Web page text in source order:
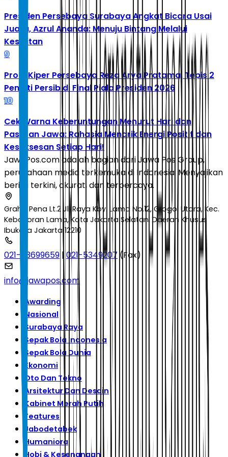
Presiden Persebaya Surabaya Angkat Bicara Usai
Juara, Azrul Ananda: Menuju Bintang Melalui
Kesulitan
9
Profil Kiper Persebaya Reza Arya Pratama, Tepis 2
Penalti Persib di Final Piala Presiden 2026
10
Cek Warna Keberuntungan Menurut Hari dan
Pasaran Jawa: Rahasia Menarik Energi Positif dan
Kesuksesan Setiap Hari!
JawaPos.com adalah bagian dari Jawa Pos Group,
perusahaan media terkemuka di Indonesia. Menyajikan
berita terkini, akurat, dan terpercaya.
Graha Pena Lt.2 Jl. Raya Kby. Lama No.12, Grogol Utara, Kec.
Kebayoran Lama, Kota Jakarta Selatan, Daerah Khusus
Ibukota Jakarta 12210
021-53699659 |021-5349207 (Fax)
info@jawapos.com
Awarding
Nasional
Surabaya Raya
Sepak Bola Indonesia
Sepak Bola Dunia
Ekonomi
Oto Dan Tekno
Arsitektur Dan Desain
Kabinet Merah Putih
Features
Jabodetabek
Humaniora
Hobi & Kesenangan